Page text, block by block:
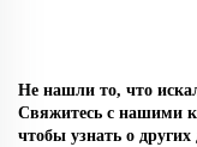
Не нашли то, что
Свяжитесь с нашими
чтобы узнать о